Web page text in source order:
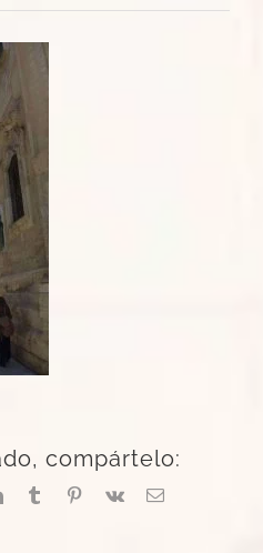
compártelo:
LinkedInTumblrPinterest
Vk
Correo